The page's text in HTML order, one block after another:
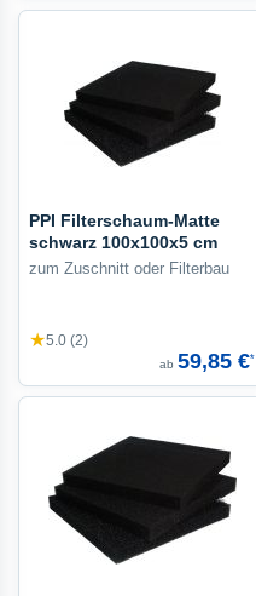
PPI Filterschaum-Matte
schwarz 100x100x5 cm
zum Zuschnitt oder Filterbau
★5.0 (2)
ab 59,85 €*